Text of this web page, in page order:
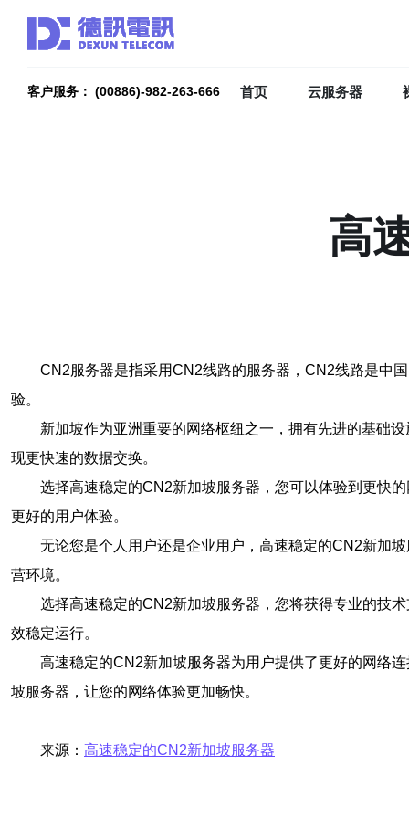
客户服务： (00886)-982-263-666 首页 云服务器
高
CN2服务器是指采用CN2线路的服务器，CN2线路是中
验。
新加坡作为亚洲重要的网络枢纽之一，拥有先进的基础
现更快速的数据交换。
选择高速稳定的CN2新加坡服务器，您可以体验到更快
更好的用户体验。
无论您是个人用户还是企业用户，高速稳定的CN2新加
营环境。
选择高速稳定的CN2新加坡服务器，您将获得专业的技
效稳定运行。
高速稳定的CN2新加坡服务器为用户提供了更好的网络
坡服务器，让您的网络体验更加畅快。
来源： 高速稳定的CN2新加坡服务器